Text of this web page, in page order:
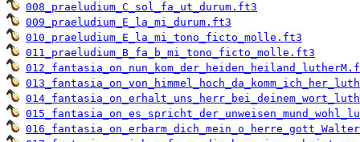
008_praeludium_C_sol_fa_ut_durum.ft3
009_praeludium_E_la_mi_durum.ft3
010_praeludium_E_la_mi_tono_ficto_molle.ft3
011_praeludium_B_fa_b_mi_tono_ficto_molle.ft3